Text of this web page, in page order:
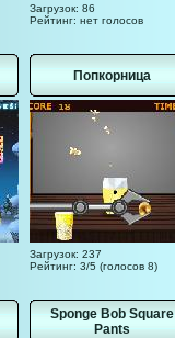
Загрузок: 86
Рейтинг: нет голосов
Попкорница
Загрузок: 237
Рейтинг: 3/5 (голосов 8)
Sponge Bob Square
Pants